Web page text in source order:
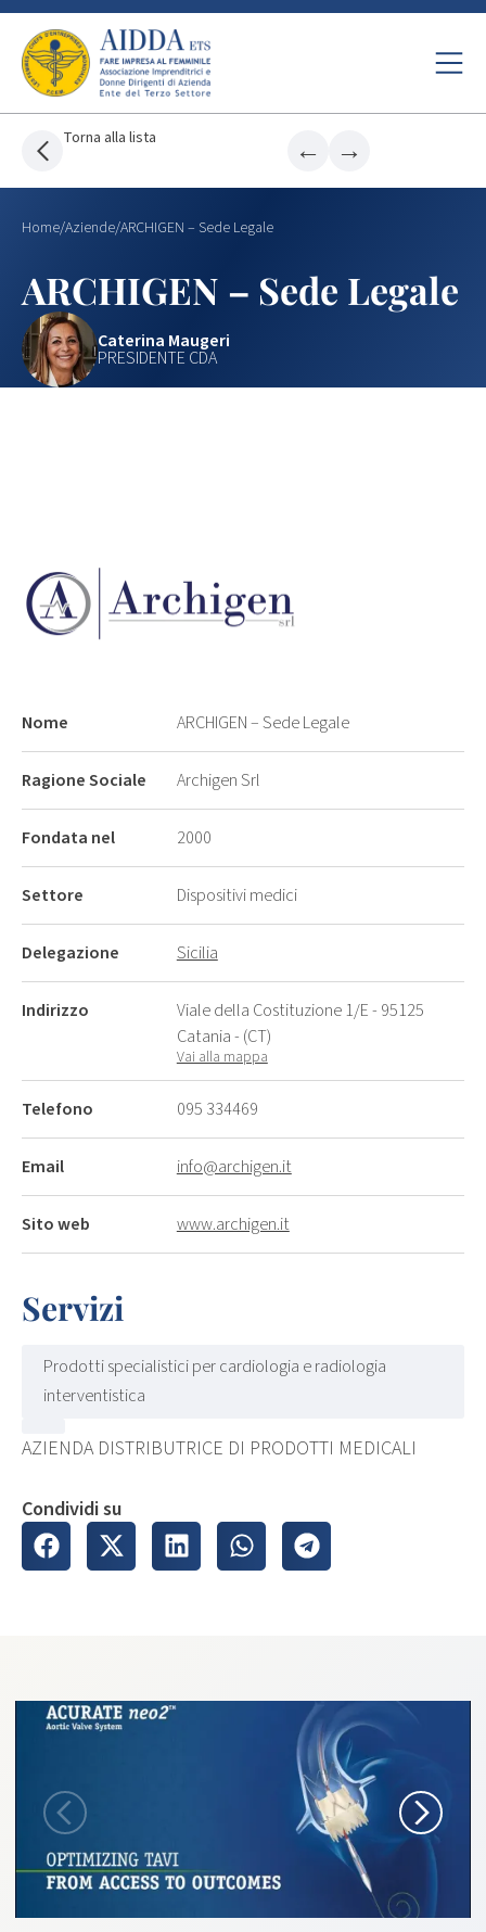
Torna alla lista ← →
Home/Aziende/ARCHIGEN – Sede Legale
ARCHIGEN – Sede Legale
Caterina Maugeri
PRESIDENTE CDA
Nome ARCHIGEN – Sede Legale
Ragione Sociale Archigen Srl
Fondata nel 2000
Settore Dispositivi medici
Delegazione Sicilia
Indirizzo
Viale della Costituzione 1/E - 95125
Catania - (CT)
Vai alla mappa
Telefono 095 334469
Email info@archigen.it
Sito web www.archigen.it
Servizi
Prodotti specialistici per cardiologia e radiologia
interventistica
AZIENDA DISTRIBUTRICE DI PRODOTTI MEDICALI
Condividi su